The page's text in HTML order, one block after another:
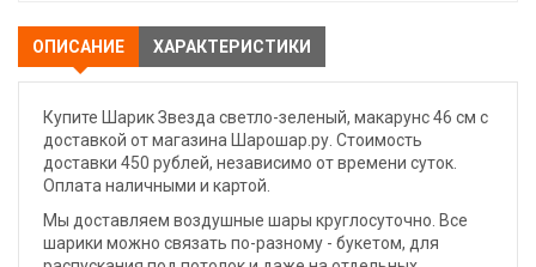
ОПИСАНИЕ ХАРАКТЕРИСТИКИ
Купите Шарик Звезда светло-зеленый, макарунс 46 см с
доставкой от магазина Шарошар.ру. Стоимость
доставки 450 рублей, независимо от времени суток.
Оплата наличными и картой.
Мы доставляем воздушные шары круглосуточно. Все
шарики можно связать по-разному - букетом, для